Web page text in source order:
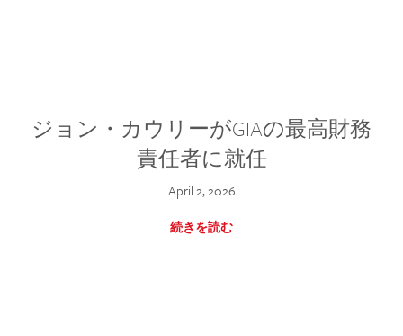
ジョン・カウリーがGIAの最高財務
責任者に就任
April 2, 2026
続きを読む